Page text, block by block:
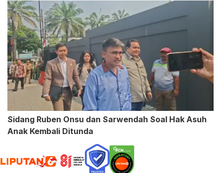
Sidang Ruben Onsu dan Sarwendah Soal Hak Asuh
Anak Kembali Ditunda